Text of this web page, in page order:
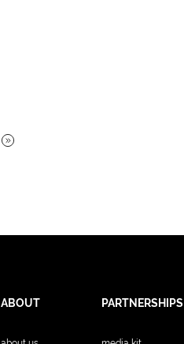
ABOUT PARTNERSHIPS